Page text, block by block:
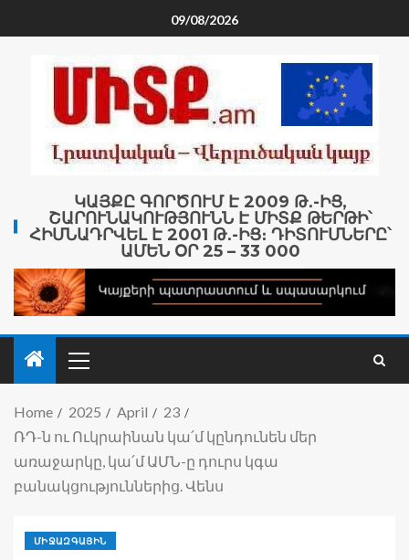
09/08/2026
ԿԱՅՔԸ ԳՈՐԾՈՒՄ Է 2009 Թ․-ԻՑ,
ՇԱՐՈՒՆԱԿՈՒԹՅՈՒՆՆ Է ՄԻՏՔ ԹԵՐԹԻ՝
ՀԻՄՆԱԴՐՎԵԼ Է 2001 Թ․-ԻՑ։ ԴԻՏՈՒՄՆԵՐԸ՝
ԱՄԵՆ ՕՐ 25 – 33 000
Home 2025 April
23
ՌԴ-ն ու Ուկրաինան կա՛մ կընդունեն մեր
առաջարկը, կա՛մ ԱՄՆ-ը դուրս կգա
բանակցություններից. Վենս
ՄԻՋԱԶԳԱՅԻՆ